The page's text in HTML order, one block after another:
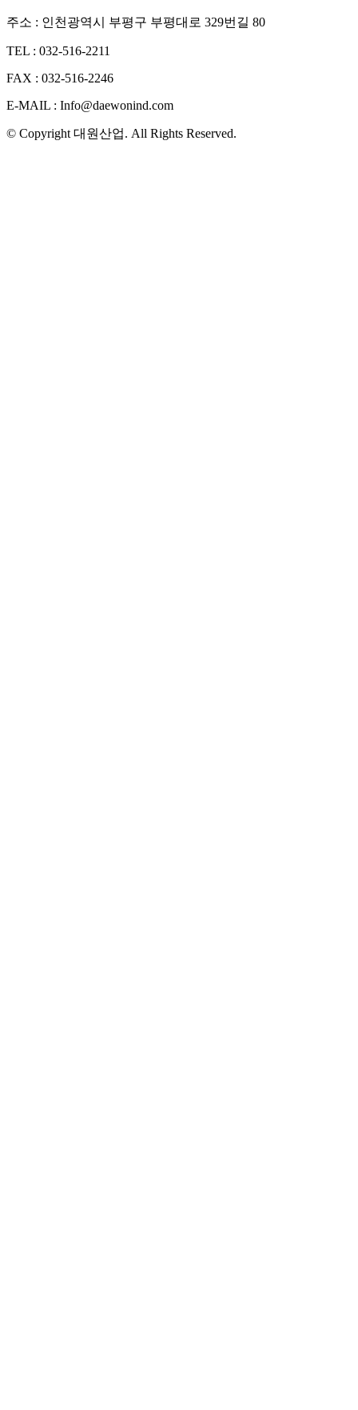
주소 : 인천광역시 부평구 부평대로 329번길 80
TEL : 032-516-2211
FAX : 032-516-2246
E-MAIL : Info@daewonind.com
© Copyright 대원산업. All Rights Reserved.